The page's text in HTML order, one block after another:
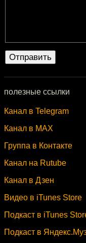
полезные ссылки
Канал в Telegram
Канал в MAX
Группа в Контакте
Канал на Rutube
Канал в Дзен
Видео в iTunes Store
Подкаст в iTunes
Подкаст в